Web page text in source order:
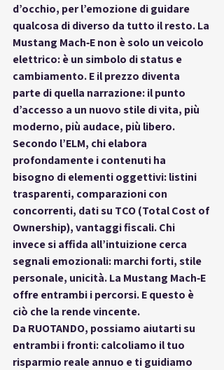
d’occhio, per l’emozione di guidare
qualcosa di diverso da tutto il resto. La
Mustang Mach‑E non è solo un veicolo
elettrico: è un simbolo di status e
cambiamento. E il prezzo diventa
parte di quella narrazione: il punto
d’accesso a un nuovo stile di vita, più
moderno, più audace, più libero.
Secondo l’ELM, chi elabora
profondamente i contenuti ha
bisogno di elementi oggettivi: listini
trasparenti, comparazioni con
concorrenti, dati su TCO (Total Cost of
Ownership), vantaggi fiscali. Chi
invece si affida all’intuizione cerca
segnali emozionali: marchi forti, stile
personale, unicità. La Mustang Mach‑E
offre entrambi i percorsi. E questo è
ciò che la rende vincente.
Da RUOTANDO, possiamo aiutarti su
entrambi i fronti: calcoliamo il tuo
risparmio reale annuo e ti guidiamo